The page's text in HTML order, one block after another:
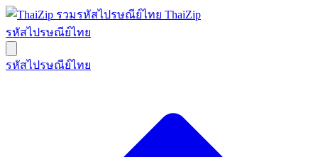
ThaiZip
รหัสไปรษณีย์ไทย
รหัสไปรษณีย์ไทย